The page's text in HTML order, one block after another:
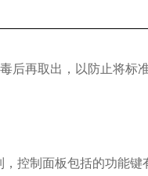
后再取出，以防止将标
控制面板包括的功能